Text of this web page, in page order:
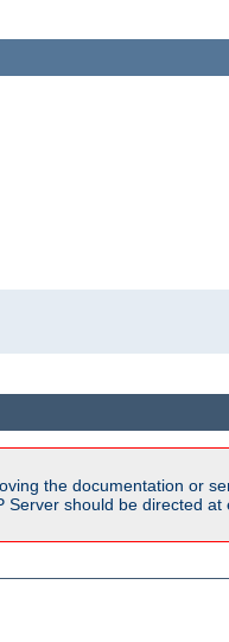
the documentation or
should be directed